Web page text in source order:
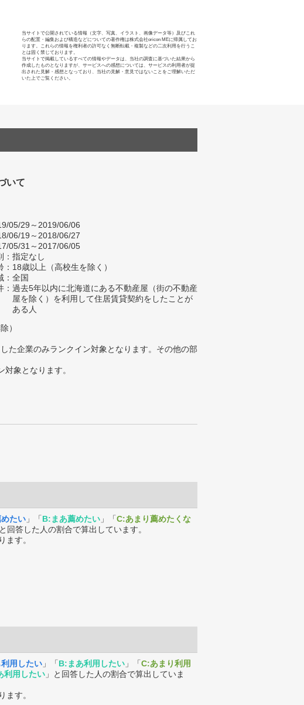
当サイトで公開されている情報（文字、写真、イラスト、画像データ等）及びこれ
らの配置・編集および構造などについての著作権は株式会社oricon MEに帰属してお
ります。これらの情報を権利者の許可なく無断転載・複製などの二次利用を行うこ
とは固く禁じております。
当サイトで掲載しているすべての情報やデータは、当社の調査に基づいた結果から
作成したものとなりますが、サービスへの感想については、サービスの利用者が提
出された見解・感想となっており、当社の見解・意見ではないことをご理解いただ
いた上でご覧ください。
いて
05/29～2019/06/06
06/19～2018/06/27
05/31～2017/06/05
：指定なし
：18歳以上（高校生を除く）
：全国
：過去5年以内に北海道にある不動産屋（街の不動産
屋を除く）を利用して住居賃貸契約をしたことが
ある人
）
た企業のみランクイン対象となります。その他の部
象となります。
たい 」「B:まあ薦めたい 」「C:あまり薦めたくな
回答した人の割合で算出しています。
す。
用したい 」「B:まあ利用したい 」「C:あまり利用
利用したい 」と回答した人の割合で算出していま
す。